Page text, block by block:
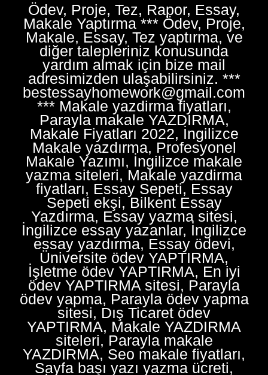
Ödev, Proje, Tez, Rapor, Essay,
Makale Yaptırma *** Ödev, Proje,
Makale, Essay, Tez yaptırma, ve
diğer talepleriniz konusunda
yardım almak için bize mail
adresimizden ulaşabilirsiniz. ***
bestessayhomework@gmail.com
*** Makale yazdirma fiyatları,
Parayla makale YAZDIRMA,
Makale Fiyatları 2022, İngilizce
Makale yazdırma, Profesyonel
Makale Yazımı, İngilizce makale
yazma siteleri, Makale yazdirma
fiyatları, Essay Sepeti, Essay
Sepeti ekşi, Bilkent Essay
Yazdırma, Essay yazma sitesi,
İngilizce essay yazanlar, İngilizce
essay yazdırma, Essay ödevi,
Üniversite ödev YAPTIRMA,
İşletme ödev YAPTIRMA, En iyi
ödev YAPTIRMA sitesi, Parayla
ödev yapma, Parayla ödev yapma
sitesi, Dış Ticaret ödev
YAPTIRMA, Makale YAZDIRMA
siteleri, Parayla makale
YAZDIRMA, Seo makale fiyatları,
Sayfa başı yazı yazma ücreti,